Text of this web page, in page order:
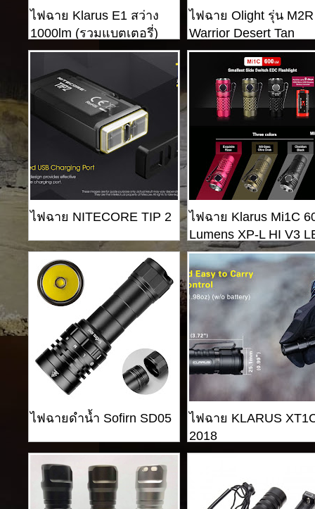
ไฟฉาย Klarus E1 สว่าง
1000lm (รวมแบตเตอรี่)
ไฟฉาย Olight รุ่น
Warrior Desert Tan
ไฟฉาย NITECORE TIP 2
ไฟฉาย Klarus Mi1C
Lumens XP-L HI V3
ไฟฉายดำน้ำ Sofirn SD05
ไฟฉาย KLARUS
2018